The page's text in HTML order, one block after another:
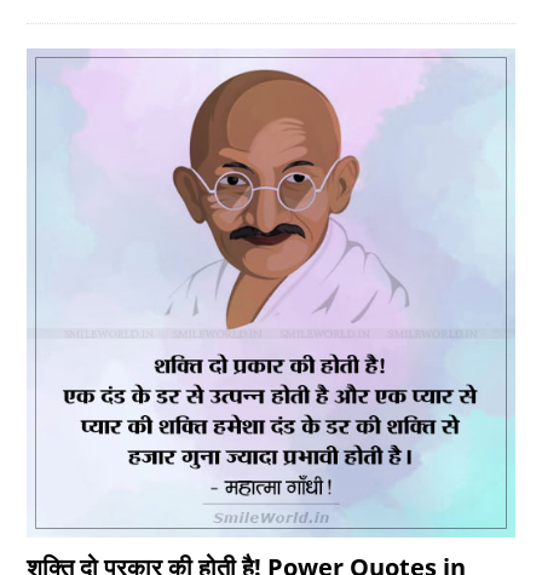
शक्ति दो प्रकार की होती है! Power Quotes in